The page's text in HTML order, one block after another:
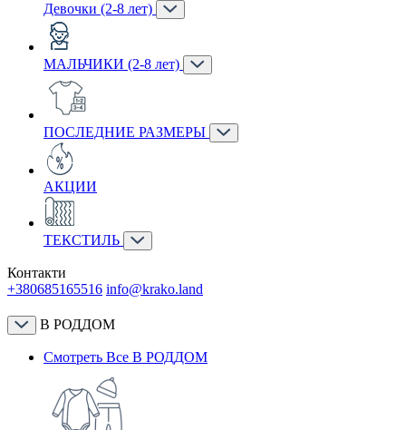
Девочки (2-8 лет)
МАЛЬЧИКИ (2-8 лет)
ПОСЛЕДНИЕ РАЗМЕРЫ
АКЦИИ
ТЕКСТИЛЬ
Контакти
+380685165516 info@krako.land
В РОДДОМ
Смотреть Все В РОДДОМ